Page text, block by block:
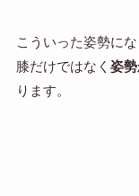
こういった姿勢にな
膝だけではなく 姿
ります。